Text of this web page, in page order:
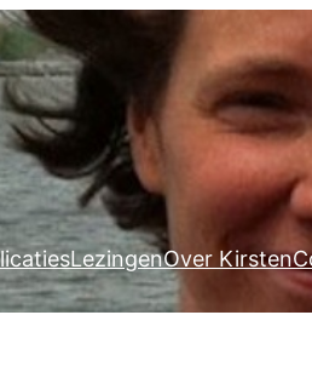
LezingenOver Kirsten